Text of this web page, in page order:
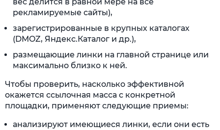
рекламируемые сайты),
зарегистрированные в крупных каталогах
(DMOZ, Яндекс.Каталог и др.),
размещающие линки на главной странице или
максимально близко к ней.
Чтобы проверить, насколько эффективной
окажется ссылочная масса с конкретной
площадки, применяют следующие приемы:
анализируют имеющиеся линки, если они есть